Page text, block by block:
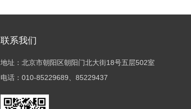
联系我们
地址：北京市朝阳区朝阳门北大街18号五层502室
电话：010-85229689、85229437